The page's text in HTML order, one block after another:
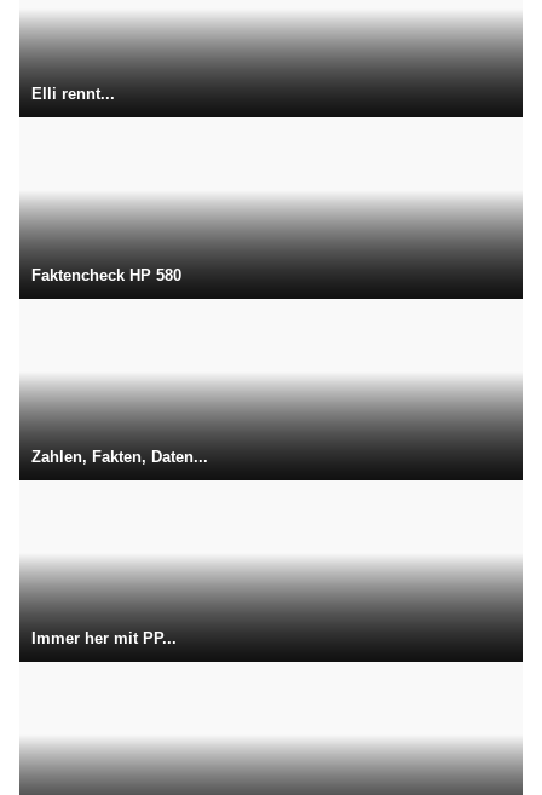
Elli rennt...
Faktencheck HP 580
Zahlen, Fakten, Daten...
Immer her mit PP...